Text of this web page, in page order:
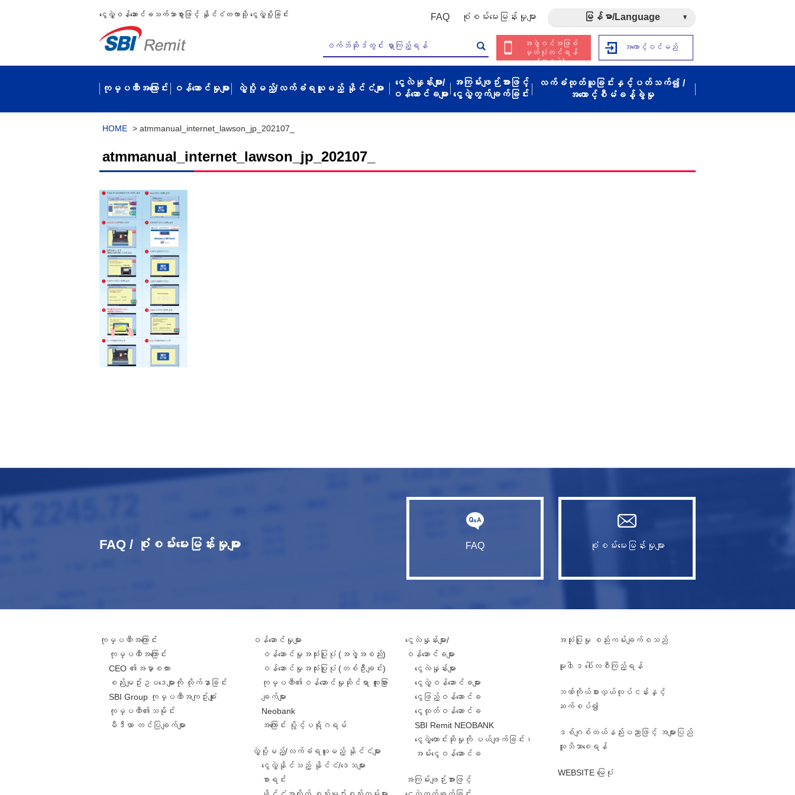
ငွေလွှဲဝန်ဆောင်ခသက်သာစွာဖြင့် နိုင်ငံတကာသို့ ငွေလွှဲပို့ခြင်း FAQ စုံစမ်းမေးမြန်းမှုများ မြန်မာ/Language
အဖွဲ့ဝင်အဖြစ်
မှတ်ပုံတင်ရန်
(အခမဲ့)
အကောင့်ဝင်မည်
ကုမ္ပဏီအကြောင်း ဝန်ဆောင်မှုများ လွှဲပို့မည့်/လက်ခံရယူမည့် နိုင်ငံများ
ငွေလဲနှုန်းများ/
ဝန်ဆောင်ခများ
အကြမ်းဖျဉ်းအားဖြင့်
ငွေလွှဲတွက်ချက်ခြင်း
လက်ခံထုတ်ယူခြင်းနှင့်ပတ်သက်၍ /
အကောင့်စီမံခန့်ခွဲမှု
HOME > atmmanual_internet_lawson_jp_202107_
atmmanual_internet_lawson_jp_202107_
FAQ / စုံစမ်းမေးမြန်းမှုများ FAQ စုံစမ်းမေးမြန်းမှုများ
ကုမ္ပဏီအကြောင်း
ကုမ္ပဏီအကြောင်း
CEO ၏အမှာစကား
စည်းမျဥ်းဥပဒေများကို လိုက်နာခြင်း
SBI Group ကုမ္ပဏီအကျဥ်းချုံး
ကုမ္ပဏီ၏သမိုင်း
မီဒီယာ တင်ပြချက်များ
ဝန်ဆောင်မှုများ
ဝန်ဆောင်မှုအသုံးပြုပုံ (အဖွဲ့အစည်း)
ဝန်ဆောင်မှုအသုံးပြုပုံ (တစ်ဦးချင်း)
ကုမ္ပဏီ၏ဝန်ဆောင်မှုဆိုင်ရာ ထူးခြား
ချက်များ
Neobank
အကြောင်း ပွိုင့်ပရိုဂရမ်
လွှဲပို့မည့်/လက်ခံရယူမည့် နိုင်ငံများ
ငွေလွှဲနိုင်သည့် နိုင်ငံ/ဒေသများ
စာရင်း
ငွေလဲနှုန်းများ/
ဝန်ဆောင်ခများ
ငွေလဲနှုန်းများ
ငွေလွှဲဝန်ဆောင်ခများ
ငွေဖြည့်ဝန်ဆောင်ခ
ငွေထုတ်ဝန်ဆောင်ခ
SBI Remit NEOBANK
ငွေလွှဲတောင်းဆိုမှုကို ပယ်ဖျက်ခြင်း၊
အမ်းငွေဝန်ဆောင်ခ
အကြမ်းဖျဉ်းအားဖြင့်
အသုံးပြုမှု စည်းကမ်းချက်စသည်
မူ၀ါဒ ပေါ်လစီကြည့်ရန်
ဘဏ်ကိုယ်စားလှယ်လုပ်ငန်းနှင့်
ဆက်စပ်၍
ဒစ်ဂျစ်တယ်နည်းပညာဖြင့် အများပြည်
သူသိသာစေရန်
WEBSITE မြေပုံ